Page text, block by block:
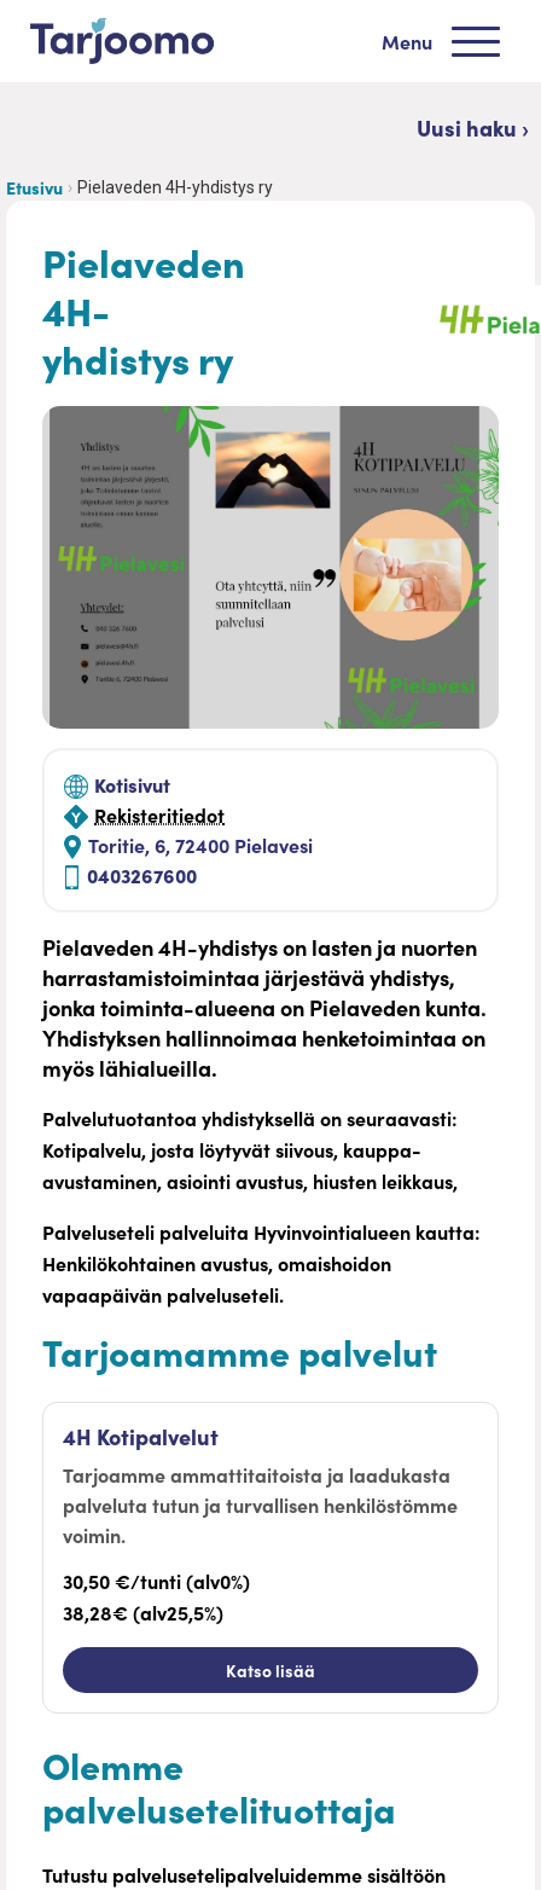
Siirry sisältöön
Menu
Uusi haku ›
Etusivu Pielaveden 4H-yhdistys ry
Pielaveden
4H-
yhdistys ry
Toritie, 6, 72400 Pielavesi
0403267600
Kotisivut
Rekisteritiedot
Pielaveden 4H-yhdistys on lasten ja nuorten
harrastamistoimintaa järjestävä yhdistys,
jonka toiminta-alueena on Pielaveden kunta.
Yhdistyksen hallinnoimaa henketoimintaa on
myös lähialueilla.
Palvelutuotantoa yhdistyksellä on seuraavasti:
Kotipalvelu, josta löytyvät siivous, kauppa-
avustaminen, asiointi avustus, hiusten leikkaus,
Palveluseteli palveluita Hyvinvointialueen kautta:
Henkilökohtainen avustus, omaishoidon
vapaapäivän palveluseteli.
Tarjoamamme palvelut
4H Kotipalvelut
Tarjoamme ammattitaitoista ja laadukasta
palveluta tutun ja turvallisen henkilöstömme
voimin.
30,50 €/tunti (alv0%)
38,28€ (alv25,5%)
Katso lisää
Olemme
palvelusetelituottaja
Tutustu palvelusetelipalveluidemme sisältöön